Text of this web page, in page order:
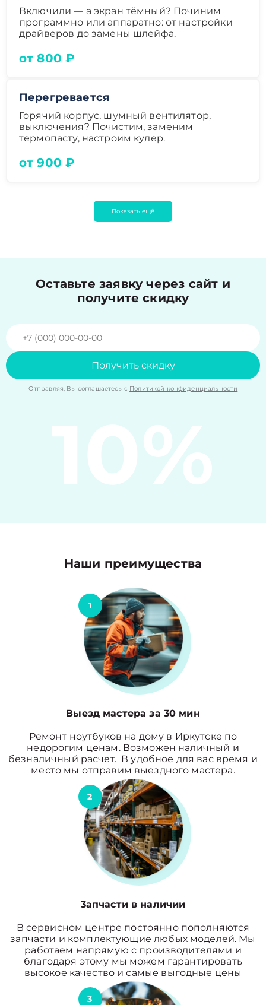
Включили — а экран тёмный? Починим
программно или аппаратно: от настройки
драйверов до замены шлейфа.
от 800 ₽
Перегревается
Горячий корпус, шумный вентилятор,
выключения? Почистим, заменим
термопасту, настроим кулер.
от 900 ₽
Показать ещё
Оставьте заявку через сайт и
получите скидку
Получить скидку
Отправляя, Вы соглашаетесь с Политикой конфиденциальности
10%
Наши преимущества
1
Выезд мастера за 30 мин
Ремонт ноутбуков на дому в Иркутске по
недорогим ценам. Возможен наличный и
безналичный расчет. В удобное для вас время и
место мы отправим выездного мастера.
2
3апчасти в наличии
В сервисном центре постоянно пополняются
запчасти и комплектующие любых моделей. Мы
работаем напрямую с производителями и
благодаря этому мы можем гарантировать
высокое качество и самые выгодные цены
3